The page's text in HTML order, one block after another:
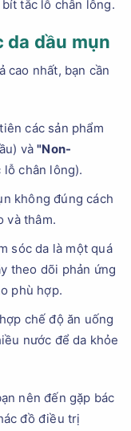
tắc lỗ chân lông.
da dầu mụn
cao nhất, bạn cần
các sản phẩm
và"Non-
lỗ chân lông).
không đúng cách
và thâm.
sóc da là một quá
theo dõi phản ứng
phù hợp.
chế độ ăn uống
nước để da khỏe
nên đến gặp bác
đồ điều trị